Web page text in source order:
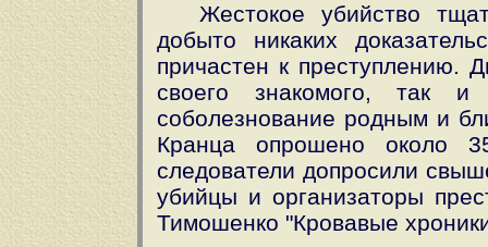
Жестокое убийство
добыто никаких
причастен к преступлению.
своего знакомого, так
соболезнование родным и
Кранца опрошено около
следователи допросили
убийцы и организаторы
Тимошенко "Кровавые